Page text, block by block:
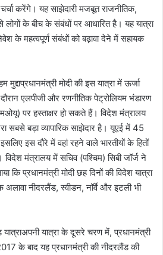
करेंगे। यह साझेदारी मजबूत राजनीतिक,
के बीच के संबंधों पर आधारित है। यह यात्रा
के महत्वपूर्ण संबंधों को बढ़ावा देने में सहायक
मोदी की इस यात्रा में ऊर्जा
दौरान एलपीजी और रणनीतिक पेट्रोलियम भंडारण
पर हस्ताक्षर हो सकते हैं। विदेश मंत्रालय
सबसे बड़ा व्यापारिक साझेदार है। यूएई में 45
इस दौरे में वहां रहने वाले भारतीयों के हितों
विदेश मंत्रालय में सचिव (पश्चिम) सिबी जॉर्ज ने
कि प्रधानमंत्री मोदी छह दिनों की विदेश यात्रा
नीदरलैंड, स्वीडन, नॉर्वे और इटली भी
यात्रा के दूसरे चरण में, प्रधानमंत्री
के बाद यह प्रधानमंत्री की नीदरलैंड की